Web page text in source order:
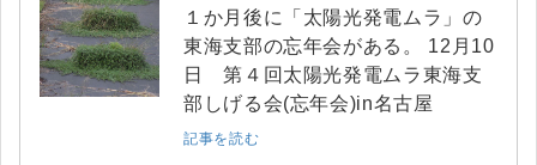
１か月後に「太陽光発電ムラ」の
東海支部の忘年会がある。 12月10
日 第４回太陽光発電ムラ東海支
部しげる会(忘年会)in名古屋
記事を読む